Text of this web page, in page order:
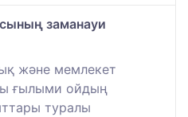
заманауи
және мемлекет
ғылыми ойдың
туралы